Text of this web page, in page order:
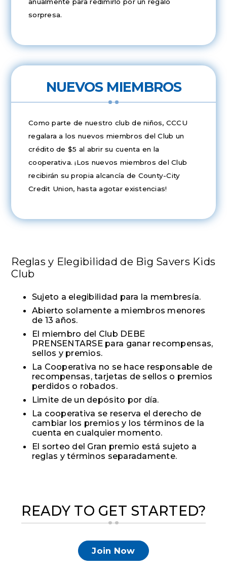
sorpresa.
NUEVOS MIEMBROS
Como parte de nuestro club de niños, CCCU
regalara a los nuevos miembros del Club un
crédito de $5 al abrir su cuenta en la
cooperativa. ¡Los nuevos miembros del Club
recibirán su propia alcancía de County-City
Credit Union, hasta agotar existencias!
Reglas y Elegibilidad de Big Savers Kids
Club
Sujeto a elegibilidad para la membresía.
Abierto solamente a miembros menores
de 13 años.
El miembro del Club DEBE
PRENSENTARSE para ganar recompensas,
sellos y premios.
La Cooperativa no se hace responsable de
recompensas, tarjetas de sellos o premios
perdidos o robados.
Limite de un depósito por día.
La cooperativa se reserva el derecho de
cambiar los premios y los términos de la
cuenta en cualquier momento.
El sorteo del Gran premio está sujeto a
reglas y términos separadamente.
READY TO GET STARTED?
Join Now